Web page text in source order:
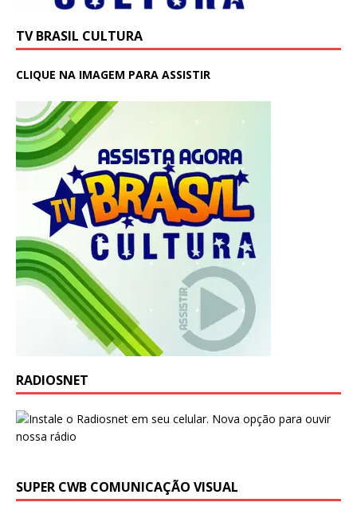
TV BRASIL CULTURA
CLIQUE NA IMAGEM PARA ASSISTIR
RADIOSNET
SUPER CWB COMUNICAÇÃO VISUAL